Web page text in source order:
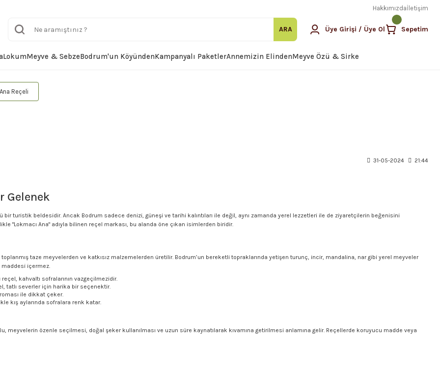
Hakkımızdaİletişim
ARA Üye Girişi / Üye Ol Sepetim
LokumMeyve & SebzeBodrum'un KöyündenKampanyalı PaketlerAnnemizin ElindenMeyve Özü & Sirke
Reçeli
31-05-2024 21:44
Gelenek
turistik beldesidir. Ancak Bodrum sadece denizi, güneşi ve tarihi kalıntıları ile değil, aynı zamanda yerel lezzetleri ile de ziyaretçilerin beğenisini
"Lokmacı Ana" adıyla bilinen reçel markası, bu alanda öne çıkan isimlerden biridir.
toplanmış taze meyvelerden ve katkısız malzemelerden üretilir. Bodrum’un bereketli topraklarında yetişen turunç, incir, mandalina, nar gibi yerel meyveler
maddesi içermez.
kahvaltı sofralarının vazgeçilmezidir.
tatlı severler için harika bir seçenektir.
ile dikkat çeker.
kış aylarında sofralara renk katar.
meyvelerin özenle seçilmesi, doğal şeker kullanılması ve uzun süre kaynatılarak kıvamına getirilmesi anlamına gelir. Reçellerde koruyucu madde veya